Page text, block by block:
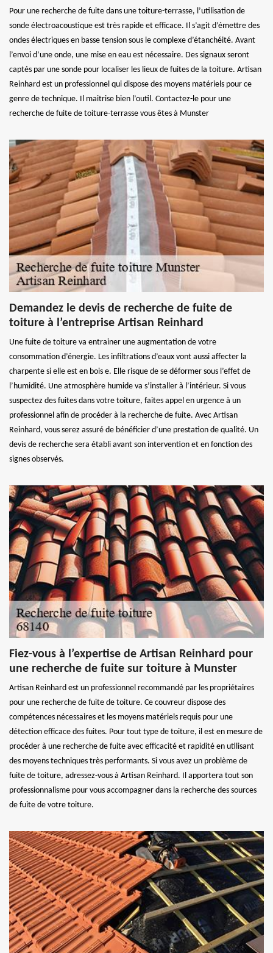
Pour une recherche de fuite dans une toiture-terrasse, l’utilisation de
sonde électroacoustique est très rapide et efficace. Il s’agit d’émettre des
ondes électriques en basse tension sous le complexe d’étanchéité. Avant
l’envoi d’une onde, une mise en eau est nécessaire. Des signaux seront
captés par une sonde pour localiser les lieux de fuites de la toiture. Artisan
Reinhard est un professionnel qui dispose des moyens matériels pour ce
genre de technique. Il maitrise bien l’outil. Contactez-le pour une
recherche de fuite de toiture-terrasse vous êtes à Munster
Demandez le devis de recherche de fuite de
toiture à l’entreprise Artisan Reinhard
Une fuite de toiture va entrainer une augmentation de votre
consommation d’énergie. Les infiltrations d’eaux vont aussi affecter la
charpente si elle est en bois e. Elle risque de se déformer sous l’effet de
l’humidité. Une atmosphère humide va s’installer à l’intérieur. Si vous
suspectez des fuites dans votre toiture, faites appel en urgence à un
professionnel afin de procéder à la recherche de fuite. Avec Artisan
Reinhard, vous serez assuré de bénéficier d’une prestation de qualité. Un
devis de recherche sera établi avant son intervention et en fonction des
signes observés.
Fiez-vous à l’expertise de Artisan Reinhard pour
une recherche de fuite sur toiture à Munster
Artisan Reinhard est un professionnel recommandé par les propriétaires
pour une recherche de fuite de toiture. Ce couvreur dispose des
compétences nécessaires et les moyens matériels requis pour une
détection efficace des fuites. Pour tout type de toiture, il est en mesure de
procéder à une recherche de fuite avec efficacité et rapidité en utilisant
des moyens techniques très performants. Si vous avez un problème de
fuite de toiture, adressez-vous à Artisan Reinhard. Il apportera tout son
professionnalisme pour vous accompagner dans la recherche des sources
de fuite de votre toiture.